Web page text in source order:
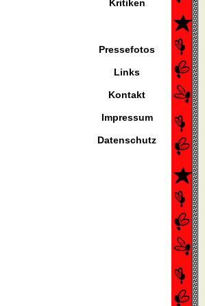
Kritiken
Pressefotos
Links
Kontakt
Impressum
Datenschutz